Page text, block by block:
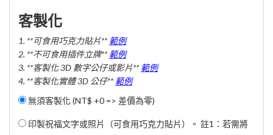
客製化
1. **可食用巧克力貼片** 範例
2. **不可食用插件立牌** 範例
3. **客製化 3D 數字公仔或影片** 範例
4. **客製化實體 3D 公仔** 範例
無須客製化 (NT$ +0 => 差價為零)
印製祝福文字或照片（可食用巧克力貼片）。 註1：若需將